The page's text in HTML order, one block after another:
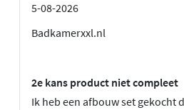
5-08-2026
Badkamerxxl.nl
2e kans product niet compleet
Ik heb een afbouw set gekocht